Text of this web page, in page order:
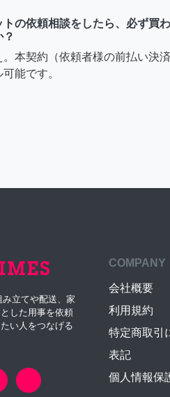
トの依頼相談をしたら、必ず買
。本契約（依頼者様の前払い決
能です。
立てや配送、家
した用事を依頼
い人をつなげる
COMPANY
会社概要
利用規約
特定商取引
表記
個人情報保